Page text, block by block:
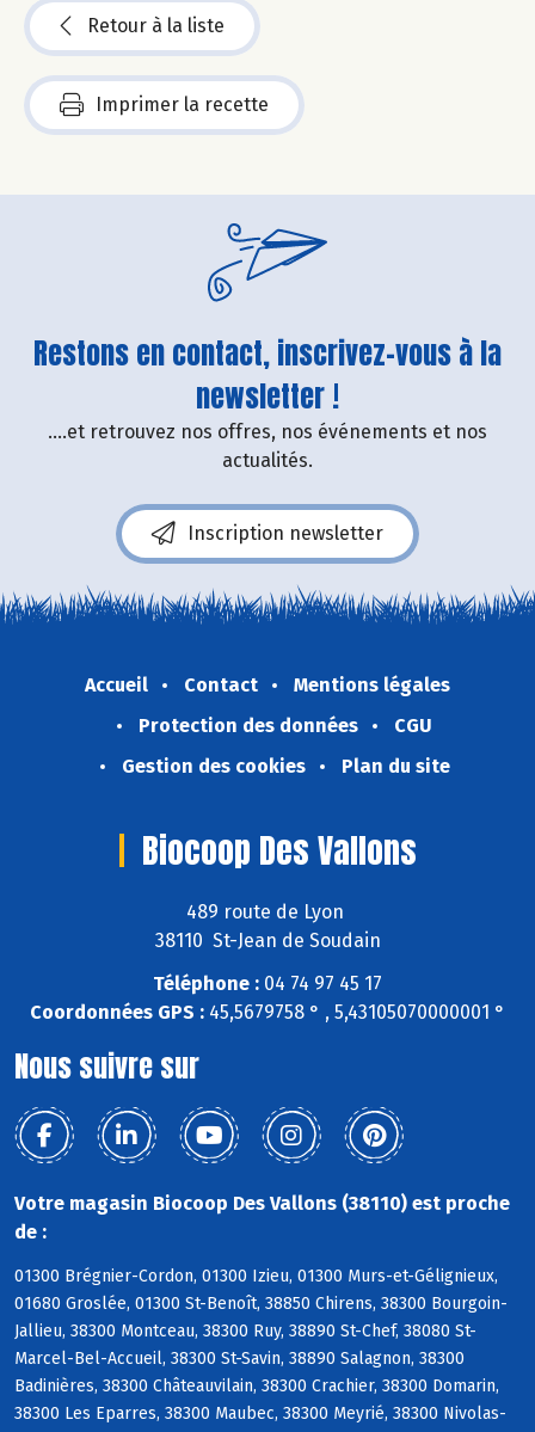
Retour à la liste
Imprimer la recette
Restons en contact, inscrivez-vous à la
newsletter !
....et retrouvez nos offres, nos événements et nos
actualités.
Inscription newsletter
Accueil Contact
Mentions légales
Protection des données
CGU
Gestion des cookies
Plan du site
Biocoop Des Vallons
489 route de Lyon
38110 St-Jean de Soudain
Téléphone : 04 74 97 45 17
Coordonnées GPS : 45,5679758 ° , 5,43105070000001 °
Nous suivre sur
Votre magasin Biocoop Des Vallons (38110) est proche
de :
01300 Brégnier-Cordon, 01300 Izieu, 01300 Murs-et-Gélignieux,
01680 Groslée, 01300 St-Benoît, 38850 Chirens, 38300 Bourgoin-
Jallieu, 38300 Montceau, 38300 Ruy, 38890 St-Chef, 38080 St-
Marcel-Bel-Accueil, 38300 St-Savin, 38890 Salagnon, 38300
Badinières, 38300 Châteauvilain, 38300 Crachier, 38300 Domarin,
38300 Les Eparres, 38300 Maubec, 38300 Meyrié, 38300 Nivolas-